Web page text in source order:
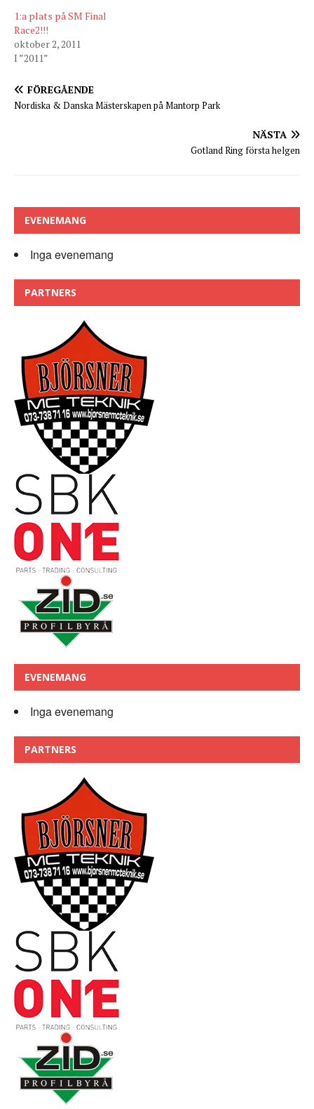
1:a plats på SM Final
Race2!!!
oktober 2, 2011
I ”2011”
FÖREGÅENDE
Nordiska & Danska Mästerskapen på Mantorp Park
NÄSTA
Gotland Ring första helgen
EVENEMANG
Inga evenemang
PARTNERS
EVENEMANG
Inga evenemang
PARTNERS